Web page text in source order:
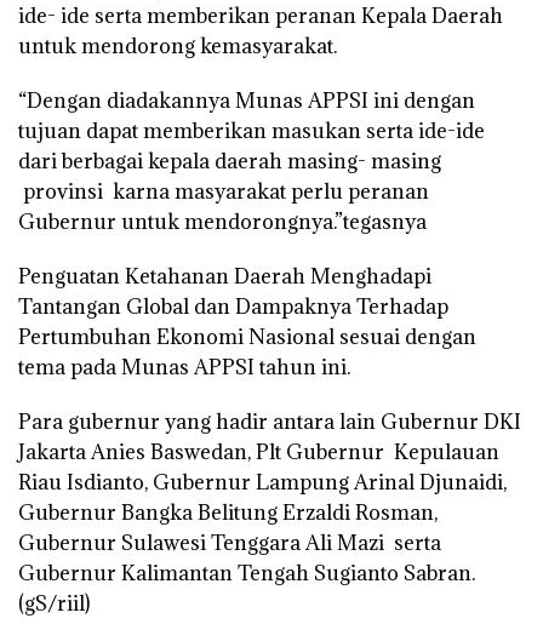
ide- ide serta memberikan peranan Kepala Daerah
untuk mendorong kemasyarakat.
“Dengan diadakannya Munas APPSI ini dengan
tujuan dapat memberikan masukan serta ide-ide
dari berbagai kepala daerah masing- masing
provinsi karna masyarakat perlu peranan
Gubernur untuk mendorongnya.”tegasnya
Penguatan Ketahanan Daerah Menghadapi
Tantangan Global dan Dampaknya Terhadap
Pertumbuhan Ekonomi Nasional sesuai dengan
tema pada Munas APPSI tahun ini.
Para gubernur yang hadir antara lain Gubernur DKI
Jakarta Anies Baswedan, Plt Gubernur Kepulauan
Riau Isdianto, Gubernur Lampung Arinal Djunaidi,
Gubernur Bangka Belitung Erzaldi Rosman,
Gubernur Sulawesi Tenggara Ali Mazi serta
Gubernur Kalimantan Tengah Sugianto Sabran.
(gS/riil)